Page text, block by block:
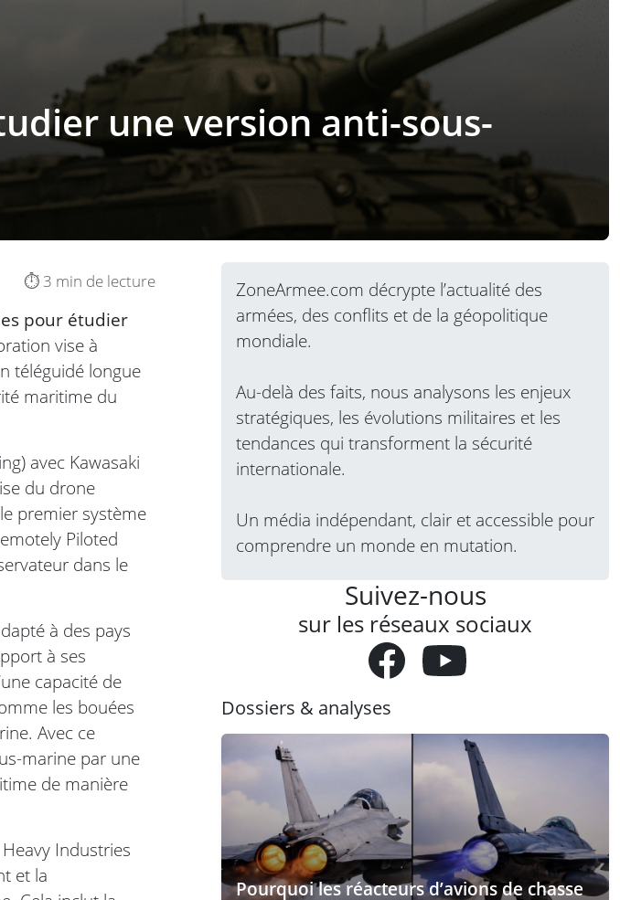
une version anti-sous-
⏱️ 3 min de lecture
pour étudier
vise à
téléguidé longue
maritime du
avec Kawasaki
du drone
premier système
Piloted
dans le
à des pays
à ses
capacité de
les bouées
Avec ce
marine par une
de manière
Industries
et la
ZoneArmee.com décrypte l’actualité des
armées, des conflits et de la géopolitique
mondiale.
Au-delà des faits, nous analysons les enjeux
stratégiques, les évolutions militaires et les
tendances qui transforment la sécurité
internationale.
Un média indépendant, clair et accessible pour
comprendre un monde en mutation.
Suivez-nous
sur les réseaux sociaux
Dossiers & analyses
Pourquoi les réacteurs d’avions de chasse